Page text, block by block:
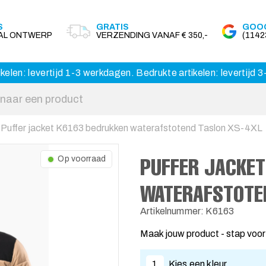
ONTWERP
GRATIS
VERZENDING VANAF € 350,-
levertijd 1-3 werkdagen. Bedrukte artikelen: levertijd
Puffer jacket K6163 bedrukken waterafstotend Taslon XS-4XL
Op voorraad
PUFFER
Artikelnummer: K6163
Maak jouw product - stap
1 Kies een kleur